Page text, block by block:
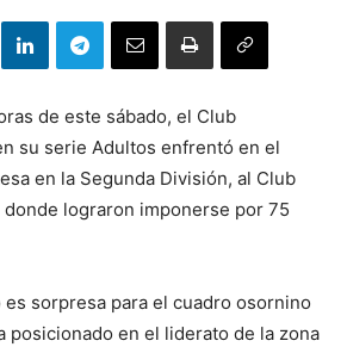
de este sábado, el Club
su serie Adultos enfrentó en el
en la Segunda División, al Club
lograron imponerse por 75
sorpresa para el cuadro osornino
posicionado en el liderato de la zona